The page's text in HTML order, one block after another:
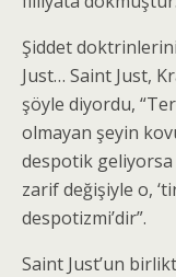
Şiddet
Just… Saint Just,
şöyle diyordu,
olmayan şeyin
despotik geliyorsa
zarif değişiyle o,
despotizmi’dir”.
Saint Just’un